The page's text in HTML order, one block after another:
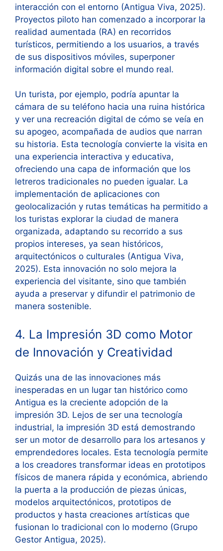
interacción con el entorno (Antigua Viva, 2025).
Proyectos piloto han comenzado a incorporar la
realidad aumentada (RA) en recorridos
turísticos, permitiendo a los usuarios, a través
de sus dispositivos móviles, superponer
información digital sobre el mundo real.
Un turista, por ejemplo, podría apuntar la
cámara de su teléfono hacia una ruina histórica
y ver una recreación digital de cómo se veía en
su apogeo, acompañada de audios que narran
su historia. Esta tecnología convierte la visita en
una experiencia interactiva y educativa,
ofreciendo una capa de información que los
letreros tradicionales no pueden igualar. La
implementación de aplicaciones con
geolocalización y rutas temáticas ha permitido a
los turistas explorar la ciudad de manera
organizada, adaptando su recorrido a sus
propios intereses, ya sean históricos,
arquitectónicos o culturales (Antigua Viva,
2025). Esta innovación no solo mejora la
experiencia del visitante, sino que también
ayuda a preservar y difundir el patrimonio de
manera sostenible.
4. La Impresión 3D como Motor
de Innovación y Creatividad
Quizás una de las innovaciones más
inesperadas en un lugar tan histórico como
Antigua es la creciente adopción de la
impresión 3D. Lejos de ser una tecnología
industrial, la impresión 3D está demostrando
ser un motor de desarrollo para los artesanos y
emprendedores locales. Esta tecnología permite
a los creadores transformar ideas en prototipos
físicos de manera rápida y económica, abriendo
la puerta a la producción de piezas únicas,
modelos arquitectónicos, prototipos de
productos y hasta creaciones artísticas que
fusionan lo tradicional con lo moderno (Grupo
Gestor Antigua, 2025).